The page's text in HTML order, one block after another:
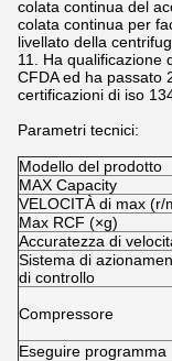
colata continua del
colata continua per
livellato della
11. Ha qualificazione
CFDA ed ha passato
certificazioni di iso
Parametri tecnici:
Modello del prodotto
MAX Capacity
VELOCITÀ di max (r/
Max RCF (×g)
Accuratezza di
Sistema di
di controllo
Compressore
Eseguire programma